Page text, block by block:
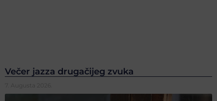
Večer jazza drugačijeg zvuka
7. Augusta 2026.